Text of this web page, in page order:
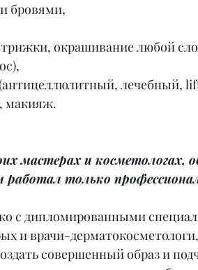
бровями,
окрашивание любой
лечебный,
макияж.
мастерах и косметологах,
только
с дипломированными
и врачи-
совершенный образ и